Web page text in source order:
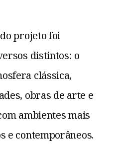
projeto foi
distintos: o
clássica,
obras de arte e
ambientes mais
e contemporâneos.